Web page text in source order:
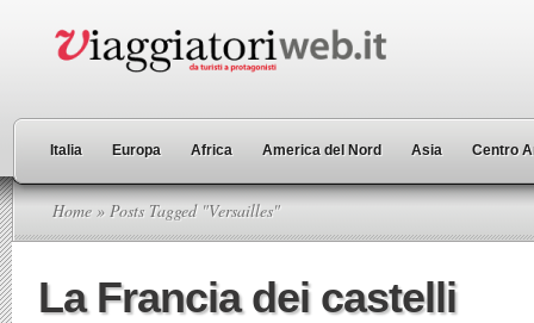
Italia Europa Africa America del Nord Asia Centro
Home » Posts Tagged "Versailles"
La Francia dei castelli